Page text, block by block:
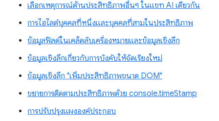
เลือกเหตุการณ์ด้านประสิทธิภาพอื่นๆ ในแชท AI เดียวกัน
การไฮไลต์บุคคลที่หนึ่งและบุคคลที่สามในประสิทธิภาพ
ข้อมูลฟิลด์ในเคล็ดลับเครื่องหมายและข้อมูลเชิงลึก
ข้อมูลเชิงลึกเกี่ยวกับการบังคับให้จัดเรียงใหม่
ข้อมูลเชิงลึก "เพิ่มประสิทธิภาพขนาด DOM"
ขยายการติดตามประสิทธิภาพด้วย console.timeStamp
การปรับปรุงแผงองค์ประกอบ